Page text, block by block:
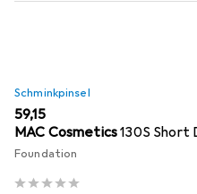
Schminkpinsel
EUR
59,15
MAC Cosmetics130S Short
Foundation